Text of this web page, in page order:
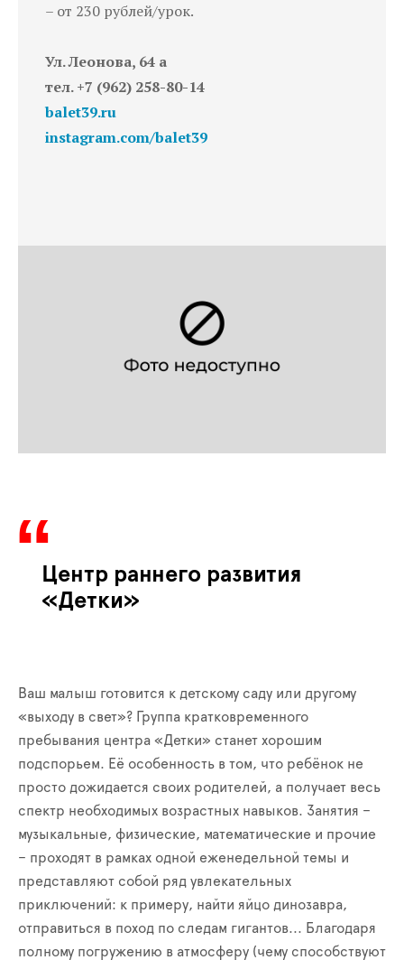
– от 230 рублей/урок.
Ул. Леонова, 64 а
тел. +7 (962) 258-80-14
balet39.ru
instagram.com/balet39
Центр раннего развития
«Детки»
Ваш малыш готовится к детскому саду или другому
«выходу в свет»? Группа кратковременного
пребывания центра «Детки» станет хорошим
подспорьем. Её особенность в том, что ребёнок не
просто дожидается своих родителей, а получает весь
спектр необходимых возрастных навыков. Занятия –
музыкальные, физические, математические и прочие
– проходят в рамках одной еженедельной темы и
представляют собой ряд увлекательных
приключений: к примеру, найти яйцо динозавра,
отправиться в поход по следам гигантов... Благодаря
полному погружению в атмосферу (чему способствуют